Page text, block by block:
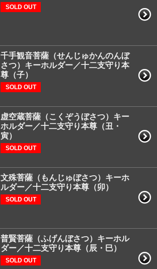
SOLD OUT
千手観音菩薩（せんじゅかんのんぼ
さつ）キーホルダー／十二支守り本
尊（子）
SOLD OUT
虚空蔵菩薩（こくぞうぼさつ）キー
ホルダー／十二支守り本尊（丑・
寅）
SOLD OUT
文殊菩薩（もんじゅぼさつ）キーホ
ルダー／十二支守り本尊（卯）
SOLD OUT
普賢菩薩（ふげんぼさつ）キーホル
ダー／十二支守り本尊（辰・巳）
SOLD OUT